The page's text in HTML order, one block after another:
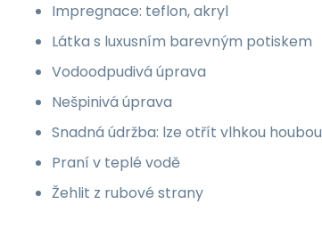
Impregnace: teflon, akryl
Látka s luxusním barevným potiskem
Vodoodpudivá úprava
Nešpinivá úprava
Snadná údržba: lze otřít vlhkou houbou
Praní v teplé vodě
Žehlit z rubové strany